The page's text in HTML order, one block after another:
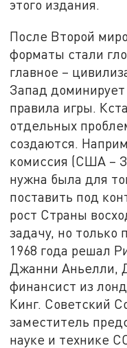
этого издания.
После Второй
форматы стали
главное –
Запад
правила игры.
отдельных
создаются.
комиссия (США –
нужна была для
поставить под
рост Страны
задачу, но
1968 года решал
Джанни Аньелли,
финансист из
Кинг. Советский
заместитель
науке и технике